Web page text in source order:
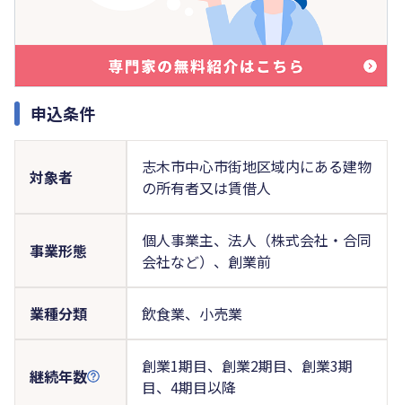
申込条件
対象者
志木市中心市街地区域内にある建物
の所有者又は賃借人
事業形態
個人事業主、法人（株式会社・合同
会社など）、創業前
業種分類 飲食業、小売業
継続年数
創業1期目、創業2期目、創業3期
目、4期目以降